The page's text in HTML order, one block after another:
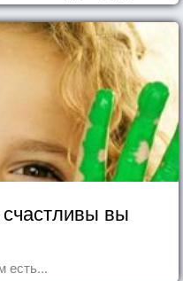
вы
есть...